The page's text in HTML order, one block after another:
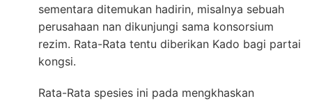
sementara ditemukan hadirin, misalnya sebuah
perusahaan nan dikunjungi sama konsorsium
rezim. Rata-Rata tentu diberikan Kado bagi partai
kongsi.
Rata-Rata spesies ini pada mengkhaskan